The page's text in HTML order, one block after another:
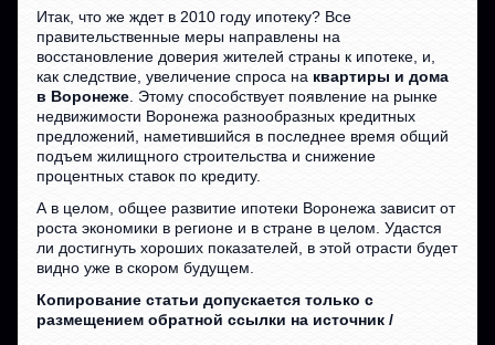
Итак, что же ждет в 2010 году ипотеку? Все
правительственные меры направлены на
восстановление доверия жителей страны к ипотеке, и,
как следствие, увеличение спроса на квартиры и дома
в Воронеже . Этому способствует появление на рынке
недвижимости Воронежа разнообразных кредитных
предложений, наметившийся в последнее время общий
подъем жилищного строительства и снижение
процентных ставок по кредиту.
А в целом, общее развитие ипотеки Воронежа зависит от
роста экономики в регионе и в стране в целом. Удастся
ли достигнуть хороших показателей, в этой отрасти будет
видно уже в скором будущем.
Копирование статьи допускается только с
размещением обратной ссылки на источник /